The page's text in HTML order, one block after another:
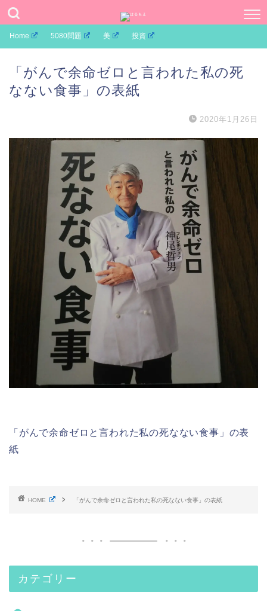
Home 5080問題 美 投資
「がんで余命ゼロと言われた私の死
なない食事」の表紙
2020年1月26日
「がんで余命ゼロと言われた私の死なない食事」の表
紙
HOME 「がんで余命ゼロと言われた私の死なない食事」の表紙
カテゴリー